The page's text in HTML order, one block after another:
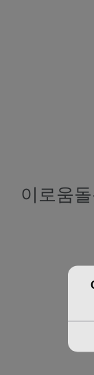
이로움